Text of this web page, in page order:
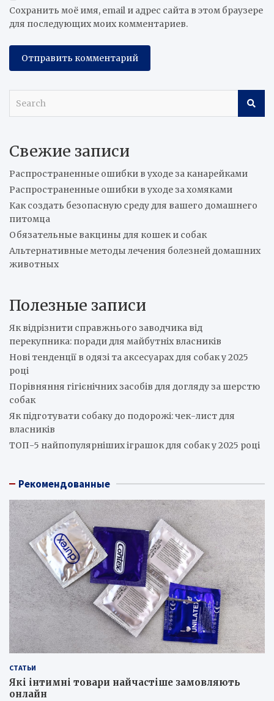
Сохранить моё имя, email и адрес сайта в этом браузере
для последующих моих комментариев.
c
Свежие записи
Распространенные ошибки в уходе за канарейками
Распространенные ошибки в уходе за хомяками
Как создать безопасную среду для вашего домашнего
питомца
Обязательные вакцины для кошек и собак
Альтернативные методы лечения болезней домашних
животных
Полезные записи
Як відрізнити справжнього заводчика від
перекупника: поради для майбутніх власників
Нові тенденції в одязі та аксесуарах для собак у 2025
році
Порівняння гігієнічних засобів для догляду за шерстю
собак
Як підготувати собаку до подорожі: чек-лист для
власників
ТОП-5 найпопулярніших іграшок для собак у 2025 році
Рекомендованные
СТАТЬИ
Які інтимні товари найчастіше замовляють
онлайн